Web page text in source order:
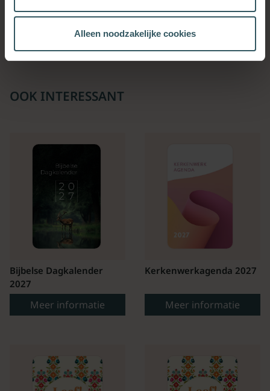
Alleen noodzakelijke cookies
OOK INTERESSANT
Bijbelse Dagkalender
2027
Meer informatie
Kerkenwerkagenda 2027
Meer informatie